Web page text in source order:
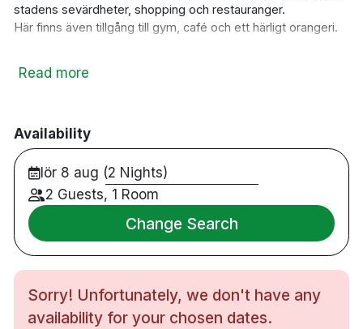
stadens sevärdheter, shopping och restauranger.
Här finns även tillgång till gym, café och ett härligt orangeri.
Gym öppet 24 timmar
Coworking faciliteter (dagspass går att köpa på plats)
Närliggande parkering 120 SEK/dygn
Te/Kaffe station på rummen
Tvättrum
TV med Chrome cast
1.8km från Triangeln Shopping Center
6.8km från Malmö Arena
Read more
Availability
lör 8 aug (2 Nights)
2 Guests, 1 Room
Change Search
Sorry! Unfortunately, we don't have any
availability for your chosen dates.